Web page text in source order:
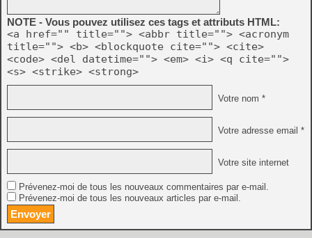
NOTE - Vous pouvez utilisez ces tags et attributs HTML:
<a href="" title=""> <abbr title=""> <acronym
title=""> <b> <blockquote cite=""> <cite>
<code> <del datetime=""> <em> <i> <q cite="">
<s> <strike> <strong>
Votre nom *
Votre adresse email *
Votre site internet
Prévenez-moi de tous les nouveaux commentaires par e-mail.
Prévenez-moi de tous les nouveaux articles par e-mail.